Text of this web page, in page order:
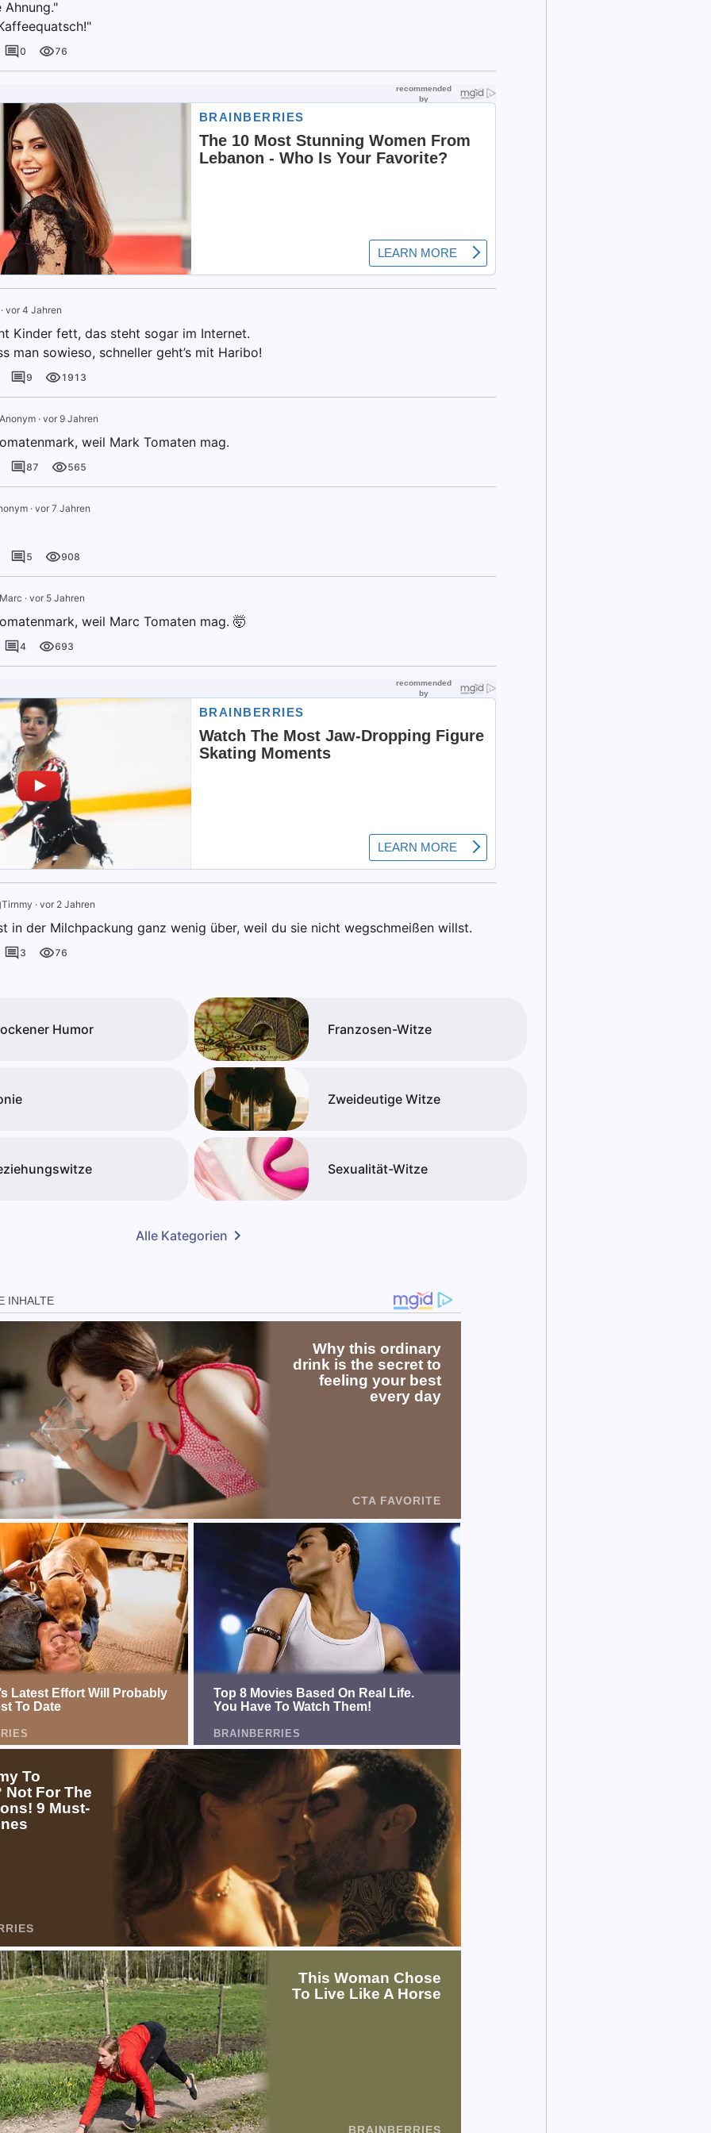
Ahnung."
0 76
vor 4 Jahren
Kinder fett, das steht sogar im Internet.
man sowieso, schneller geht’s mit Haribo!
9 1913
· vor 9 Jahren
weil Mark Tomaten mag.
87 565
· vor 7 Jahren
5 908
· vor 5 Jahren
weil Marc Tomaten mag. 🤯
4 693
Tirnmy · vor 2 Jahren
in der Milchpackung ganz wenig über, weil du sie nicht wegschmeißen willst.
3 76
Humor Franzosen-Witze
Zweideutige Witze
Sexualität-Witze
Alle Kategorien